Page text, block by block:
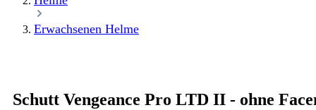
Erwachsenen Helme
Schutt Vengeance Pro LTD II - ohne